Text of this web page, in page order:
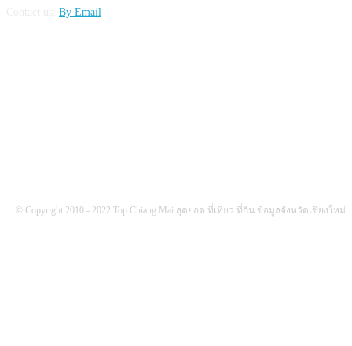
By Email
© Copyright 2010 - 2022 Top Chiang Mai สุดยอด ที่เที่ยว ที่กิน ข้อมูลจังหวัดเชียงใหม่